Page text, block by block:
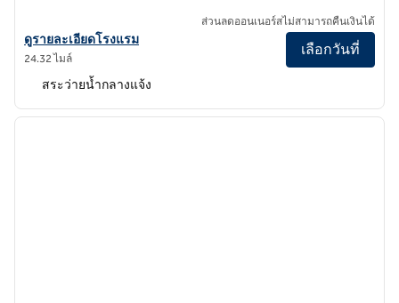
ดูรายละเอียดโรงแรม Hilton Buena Park Anaheim
ดูรายละเอียดโรงแรม
24.32 ไมล์
ส่วนลดออนเนอร์สไม่สามารถคืนเงินได้
เลือกวันที่
สระว่ายน้ำกลางแจ้ง
1 จาก 12
ภาพถั